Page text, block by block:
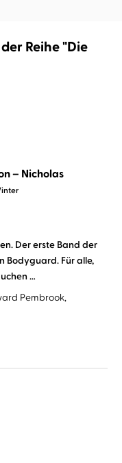
Reihe "Die
– Nicholas
Der erste Band der
Bodyguard. Für alle,
…
Pembrook,